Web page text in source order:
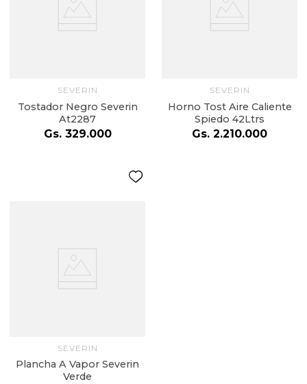
SEVERIN
Tostador Negro Severin
At2287
Gs. 329.000
SEVERIN
Horno Tost Aire Caliente
Spiedo 42Ltrs
Gs. 2.210.000
SEVERIN
Plancha A Vapor Severin
Verde